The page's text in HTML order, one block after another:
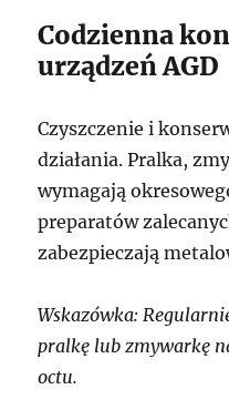
Codzienna
urządzeń AGD
Czyszczenie i
działania. Pralka,
wymagają
preparatów
zabezpieczają
Wskazówka:
pralkę lub zmywarkę
octu.